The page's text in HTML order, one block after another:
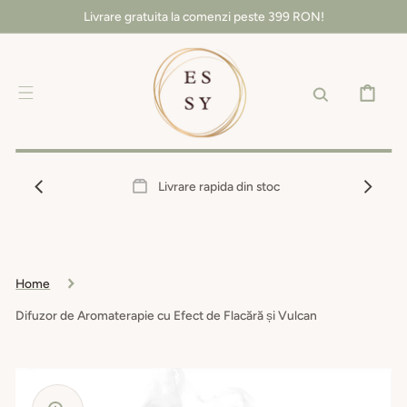
Livrare gratuita la comenzi peste 399 RON!
COȘ
Livrare rapida din stoc
Home
Difuzor de Aromaterapie cu Efect de Flacără și Vulcan